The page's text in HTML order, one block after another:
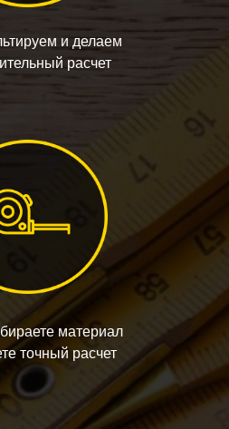
и делаем
расчет
материал
точный расчет